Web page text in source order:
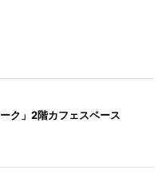
ク」2階カフェスペース